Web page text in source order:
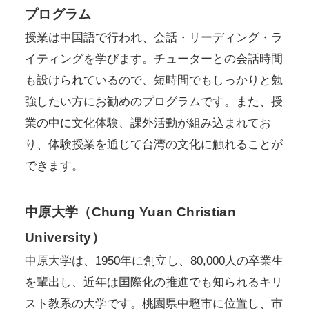
プログラム
授業は中国語で行われ、会話・リーディング・ラ
イティングを学びます。チューターとの会話時間
も設けられているので、短時間でもしっかりと勉
強したい方にお勧めのプログラムです。また、授
業の中に文化体験、課外活動が組み込まれてお
り、体験授業を通じて台湾の文化に触れることが
できます。
中原大学（Chung Yuan Christian
University）
中原大学は、1950年に創立し、80,000人の卒業生
を輩出し、近年は国際化の推進でも知られるキリ
スト教系の大学です。桃園県中壢市に位置し、市